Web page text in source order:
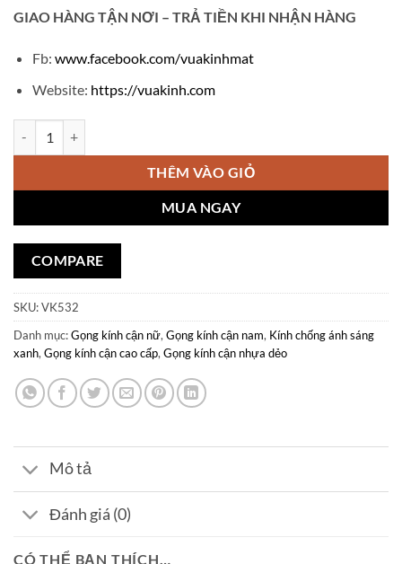
GIAO HÀNG TẬN NƠI – TRẢ TIỀN KHI NHẬN HÀNG
Fb: www.facebook.com/vuakinhmat
Website: https://vuakinh.com
THÊM VÀO GIỎ
MUA NGAY
COMPARE
SKU:VK532
Danh mục:Gọng kính cận nữ, Gọng kính cận nam, Kính chống ánh sáng
xanh, Gọng kính cận cao cấp, Gọng kính cận nhựa dẻo
Mô tả
Đánh giá (0)
CÓ THỂ BẠN THÍCH…